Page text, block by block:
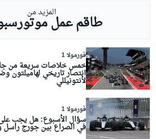
المزيد منطاقم عمل
فورمولا 1
خمس خلاصات سريعة من
انتصار تاريخي
لأنتونيللي
فورمولا 1
سؤال الأسبوع: هل يجب
في الصراع بين جورج راسل